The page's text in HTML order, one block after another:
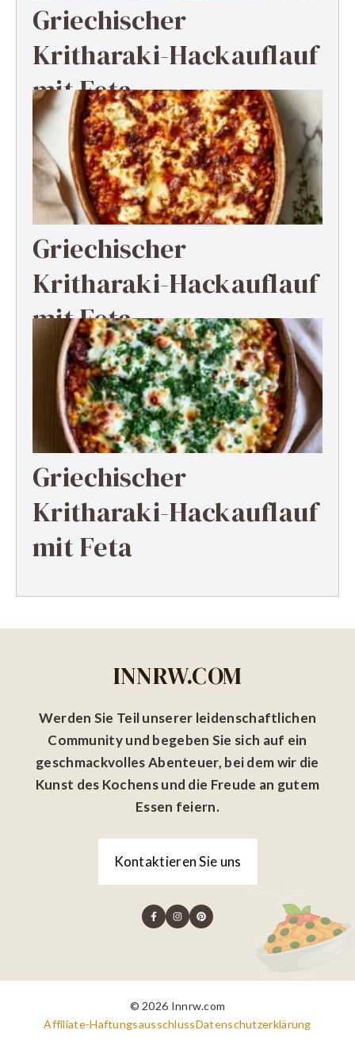
Griechischer
Kritharaki-Hackauflauf
mit Feta
Griechischer
Kritharaki-Hackauflauf
mit Feta
Griechischer
Kritharaki-Hackauflauf
mit Feta
INNRW.COM
Werden Sie Teil unserer leidenschaftlichen
Community und begeben Sie sich auf ein
geschmackvolles Abenteuer, bei dem wir die
Kunst des Kochens und die Freude an gutem
Essen feiern.
Kontaktieren Sie uns
© 2026 Innrw.com
Affiliate-HaftungsausschlussDatenschutzerklärung